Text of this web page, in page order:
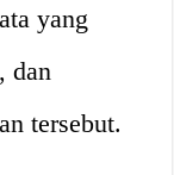
yang
dan
tersebut.